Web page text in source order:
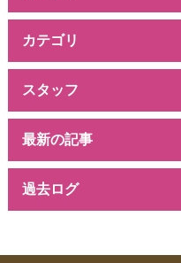
カテゴリ
スタッフ
最新の記事
過去ログ